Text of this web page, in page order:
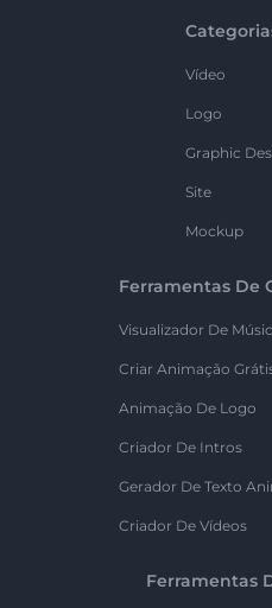
Vídeo
Logo
Graphic
Site
Mockup
Ferramentas De
Visualizador De
Criar Animação
Animação De Logo
Criador De Intros
Gerador De Texto
Criador De Vídeos
Ferramentas